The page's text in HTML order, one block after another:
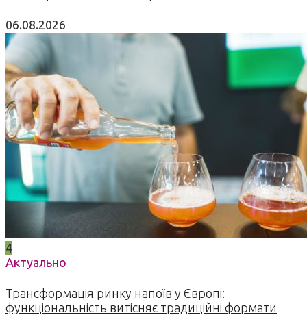
06.08.2026
4
Актуально
Трансформація ринку напоїв у Європі:
функціональність витісняє традиційні формати